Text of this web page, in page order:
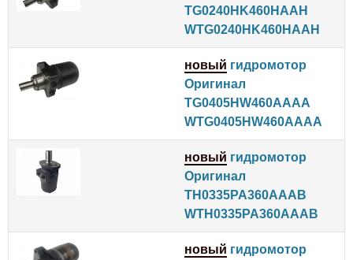
TG0240HK460HAAH
WTG0240HK460HAAH
новый гидромотор
Оригинал
TG0405HW460AAAA
WTG0405HW460AAAA
новый гидромотор
Оригинал
TH0335PA360AAAB
WTH0335PA360AAAB
новый гидромотор